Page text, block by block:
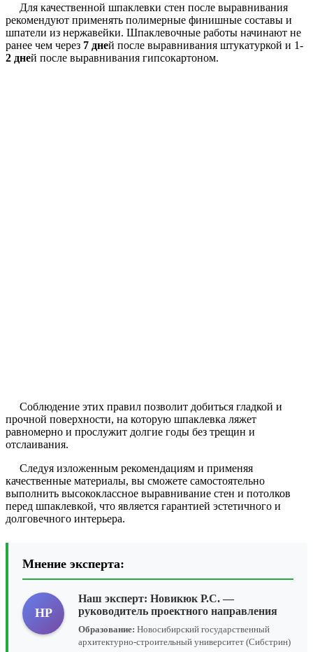
Для качественной шпаклевки стен после выравнивания
рекомендуют применять полимерные финишные составы и
шпатели из нержавейки. Шпаклевочные работы начинают не
ранее чем через 7 дней после выравнивания штукатуркой и 1-
2 дней после выравнивания гипсокартоном.
Соблюдение этих правил позволит добиться гладкой и
прочной поверхности, на которую шпаклевка ляжет
равномерно и прослужит долгие годы без трещин и
отслаивания.
Следуя изложенным рекомендациям и применяя
качественные материалы, вы сможете самостоятельно
выполнить высококлассное выравнивание стен и потолков
перед шпаклевкой, что является гарантией эстетичного и
долговечного интерьера.
Мнение эксперта:
НР
Наш эксперт: Новикюк Р.С. —
руководитель проектного направления
Образование: Новосибирский государственный
архитектурно-строительный университет (Сибстрин)